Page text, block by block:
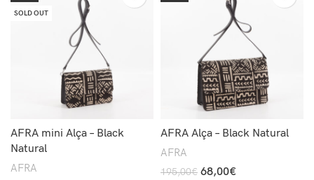
SOLD OUT
AFRA mini Alça – Black
Natural
AFRA
AFRA Alça – Black Natural
AFRA
195,00€ 68,00€